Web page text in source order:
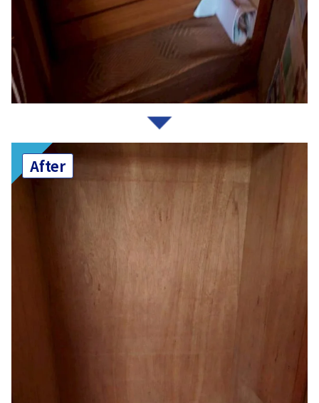
After